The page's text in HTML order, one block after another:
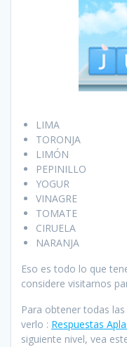
LIMA
TORONJA
LIMÓN
PEPINILLO
YOGUR
VINAGRE
TOMATE
CIRUELA
NARANJA
Eso es todo lo que
considere visitarnos
Para obtener todas
verlo : Respuestas
siguiente nivel, vea